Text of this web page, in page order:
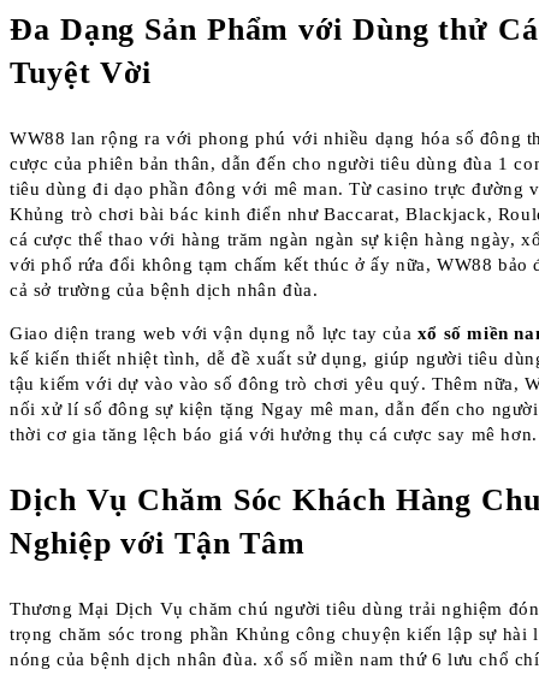
Đa Dạng Sản Phẩm với Dùng thử
Tuyệt Vời
WW88 lan rộng ra với phong phú với nhiều dạng hóa số đông
cược của phiên bản thân, dẫn đến cho người tiêu dùng đùa 1
tiêu dùng đi dạo phần đông với mê man. Từ casino trực đường
Khủng trò chơi bài bác kinh điển như Baccarat, Blackjack,
cá cược thể thao với hàng trăm ngàn ngàn sự kiện hàng ngày,
với phổ rứa đổi không tạm chấm kết thúc ở ấy nữa, WW88 bảo
cả sở trường của bệnh dịch nhân đùa.
Giao diện trang web với vận dụng nỗ lực tay của xổ số miền
kế kiến thiết nhiệt tình, dễ đề xuất sử dụng, giúp người tiêu
tậu kiếm với dự vào vào số đông trò chơi yêu quý. Thêm nữa,
nối xử lí số đông sự kiện tặng Ngay mê man, dẫn đến cho
thời cơ gia tăng lệch báo giá với hưởng thụ cá cược say mê hơn.
Dịch Vụ Chăm Sóc Khách Hàng
Nghiệp với Tận Tâm
Thương Mại Dịch Vụ chăm chú người tiêu dùng trải nghiệm
trọng chăm sóc trong phần Khủng công chuyện kiến lập sự hài
nóng của bệnh dịch nhân đùa. xổ số miền nam thứ 6 lưu chổ